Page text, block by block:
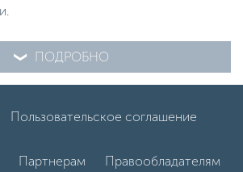
ПОДРОБНО
Пользовательское соглашение
Партнерам Правообладателям